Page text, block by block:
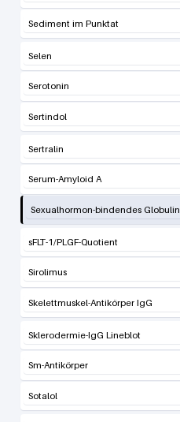
Sediment im Punktat
Selen
Serotonin
Sertindol
Sertralin
Serum-Amyloid A
Sexualhormon-bindendes Globulin
sFLT-1/PLGF-Quotient
Sirolimus
Skelettmuskel-Antikörper IgG
Sklerodermie-IgG Lineblot
Sm-Antikörper
Sotalol